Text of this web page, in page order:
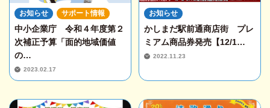
中小企業庁 令和４年度第２
次補正予算「面的地域価値
の…
2023.02.17
お知らせ サポート情報
かしまだ駅前通商店街 プレ
ミアム商品券発売【12/1…
2022.11.23
お知らせ